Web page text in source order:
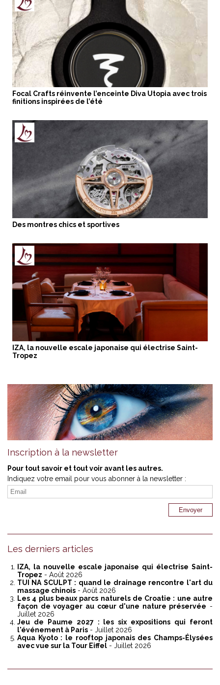
Focal Crafts réinvente l’enceinte Diva Utopia avec trois
finitions inspirées de l’été
Des montres chics et sportives
IZA, la nouvelle escale japonaise qui électrise Saint-
Tropez
Inscription à la newsletter
Pour tout savoir et tout voir avant les autres.
Indiquez votre email pour vous abonner à la newsletter :
Les derniers articles
IZA, la nouvelle escale japonaise qui électrise Saint-
Tropez - Août 2026
TUI NA SCULPT : quand le drainage rencontre l'art du
massage chinois - Août 2026
Les 4 plus beaux parcs naturels de Croatie : une autre
façon de voyager au cœur d'une nature préservée -
Juillet 2026
Jeu de Paume 2027 : les six expositions qui feront
l'événement à Paris - Juillet 2026
Aqua Kyoto : le rooftop japonais des Champs-Élysées
avec vue sur la Tour Eiffel - Juillet 2026